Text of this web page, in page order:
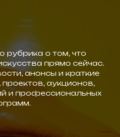
рубрика о том, что
прямо сейчас.
анонсы и краткие
аукционов,
и профессиональных